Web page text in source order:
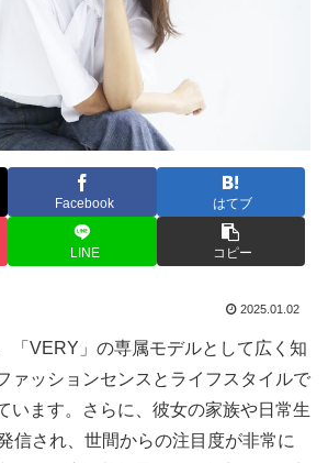
Facebook はてブ
LINE コピー
2025.01.02
「VERY」の専属モデルとして広く知
ァッションセンスとライフスタイルで
います。さらに、彼女の家族や日常生
信され、世間からの注目度が非常に